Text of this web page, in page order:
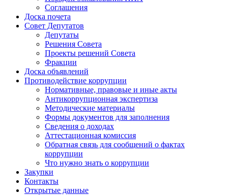
Соглашения
Доска почета
Совет Депутатов
Депутаты
Решения Совета
Проекты решений Совета
Фракции
Доска объявлений
Противодействие коррупции
Нормативные, правовые и иные акты
Антикоррупционная экспертиза
Методические материалы
Формы документов для заполнения
Сведения о доходах
Аттестационная комиссия
Обратная связь для сообщений о фактах
коррупции
Что нужно знать о коррупции
Закупки
Контакты
Открытые данные